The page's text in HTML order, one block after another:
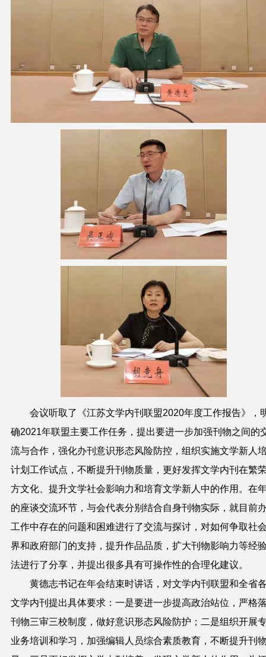
会议听取了《江苏文学内刊联盟2020年度工作报告》，
确2021年联盟主要工作任务，提出要进一步加强刊物之间的
流与合作，强化办刊意识形态风险防控，组织实施文学新人
计划工作试点，不断提升刊物质量，更好发挥文学内刊在繁
方文化、提升文学社会影响力和培育文学新人中的作用。在
的座谈交流环节，与会代表分别结合自身刊物实际，就目前
工作中存在的问题和困难进行了交流与探讨，对如何争取社
界和政府部门的支持，提升作品品质，扩大刊物影响力等经
法进行了分享，并提出很多具有可操作性的合理化建议。
黄德志书记在年会结束时讲话，对文学内刊联盟和全省
文学内刊提出具体要求：一是要进一步提高政治站位，严格
刊物三审三校制度，做好意识形态风险防护；二是组织开展
业务培训和学习，加强编辑人员综合素质教育，不断提升刊